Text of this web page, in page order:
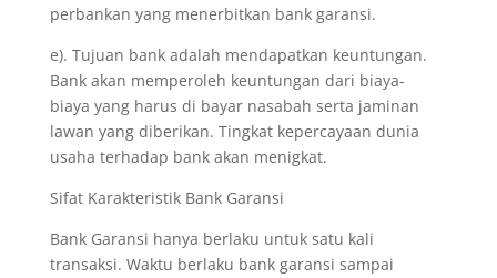
perbankan yang menerbitkan bank garansi.
e). Tujuan bank adalah mendapatkan keuntungan.
Bank akan memperoleh keuntungan dari biaya-
biaya yang harus di bayar nasabah serta jaminan
lawan yang diberikan. Tingkat kepercayaan dunia
usaha terhadap bank akan menigkat.
Sifat Karakteristik Bank Garansi
Bank Garansi hanya berlaku untuk satu kali
transaksi. Waktu berlaku bank garansi sampai